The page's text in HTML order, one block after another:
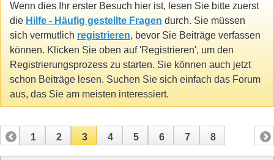
Wenn dies Ihr erster Besuch hier ist, lesen Sie bitte zuerst
die Hilfe - Häufig gestellte Fragen durch. Sie müssen
sich vermutlich registrieren, bevor Sie Beiträge verfassen
können. Klicken Sie oben auf 'Registrieren', um den
Registrierungsprozess zu starten. Sie können auch jetzt
schon Beiträge lesen. Suchen Sie sich einfach das Forum
aus, das Sie am meisten interessiert.
1 2 3 4 5 6 7 8